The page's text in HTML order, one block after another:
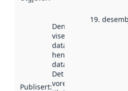
Publisert:
Denne datoen
viser når
datasettet vart
henta inn av
data.norge.no.
Det kan ha
vore
19.